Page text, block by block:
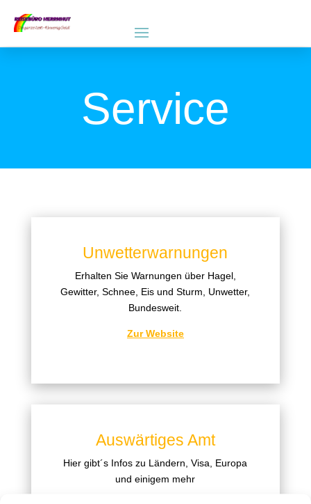
Service
Unwetterwarnungen
Erhalten Sie Warnungen über Hagel,
Gewitter, Schnee, Eis und Sturm, Unwetter,
Bundesweit.
Zur Website
Auswärtiges Amt
Hier gibt´s Infos zu Ländern, Visa, Europa
und einigem mehr